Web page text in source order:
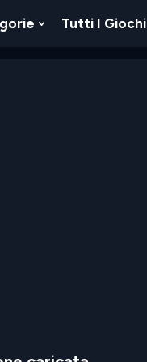
Show
Tutti I Giochi